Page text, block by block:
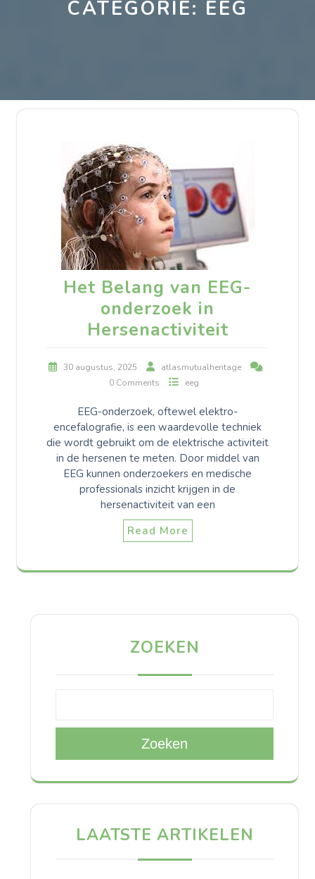
CATEGORIE: EEG
Het Belang van EEG-
onderzoek in
Hersenactiviteit
30 augustus, 2025
atlasmutualheritage
0 Comments
eeg
EEG-onderzoek, oftewel elektro-
encefalografie, is een waardevolle techniek
die wordt gebruikt om de elektrische activiteit
in de hersenen te meten. Door middel van
EEG kunnen onderzoekers en medische
professionals inzicht krijgen in de
hersenactiviteit van een
Read More
ZOEKEN
Zoeken
LAATSTE ARTIKELEN